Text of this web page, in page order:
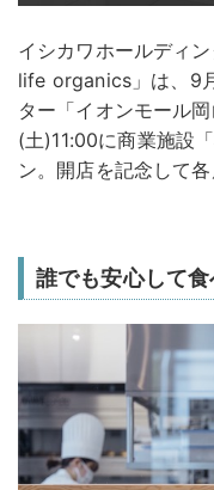
イシカワホールディ
life organics」は、9
ター「イオンモール
(土)11:00に商業施設
ン。開店を記念して
誰でも安心して